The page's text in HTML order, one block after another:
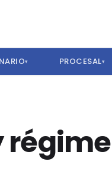
▾ PROCESAL▾